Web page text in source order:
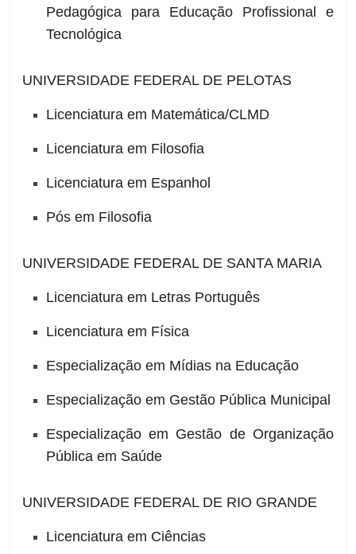
Pedagógica para Educação Profissional e
Tecnológica
UNIVERSIDADE FEDERAL DE PELOTAS
Licenciatura em Matemática/CLMD
Licenciatura em Filosofia
Licenciatura em Espanhol
Pós em Filosofia
UNIVERSIDADE FEDERAL DE SANTA MARIA
Licenciatura em Letras Português
Licenciatura em Física
Especialização em Mídias na Educação
Especialização em Gestão Pública Municipal
Especialização em Gestão de Organização
Pública em Saúde
UNIVERSIDADE FEDERAL DE RIO GRANDE
Licenciatura em Ciências